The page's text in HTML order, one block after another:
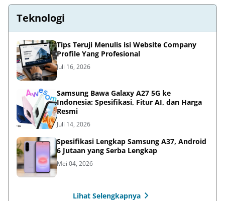
Teknologi
Tips Teruji Menulis isi Website Company
Profile Yang Profesional
Juli 16, 2026
Samsung Bawa Galaxy A27 5G ke
Indonesia: Spesifikasi, Fitur AI, dan Harga
Resmi
Juli 14, 2026
Spesifikasi Lengkap Samsung A37, Android
6 Jutaan yang Serba Lengkap
Mei 04, 2026
Lihat Selengkapnya